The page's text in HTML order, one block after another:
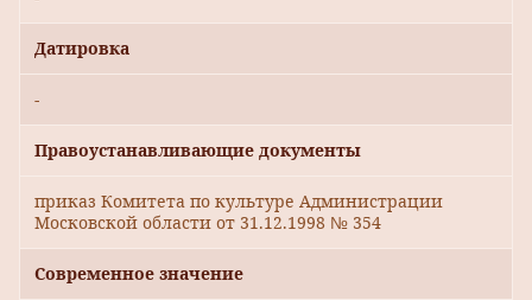
Датировка
-
Правоустанавливающие документы
приказ Комитета по культуре Администрации
Московской области от 31.12.1998 № 354
Современное значение